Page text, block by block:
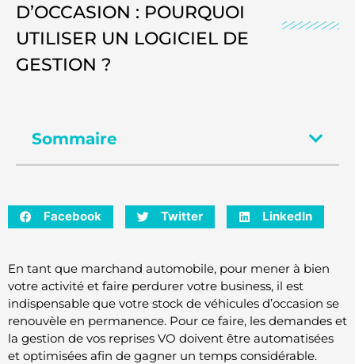
D’OCCASION : POURQUOI
UTILISER UN LOGICIEL DE
GESTION ?
Sommaire
Facebook Twitter LinkedIn
En tant que marchand automobile, pour mener à bien
votre activité et faire perdurer votre business, il est
indispensable que votre stock de véhicules d’occasion se
renouvèle en permanence. Pour ce faire, les demandes et
la gestion de vos reprises VO doivent être automatisées
et optimisées afin de gagner un temps considérable.